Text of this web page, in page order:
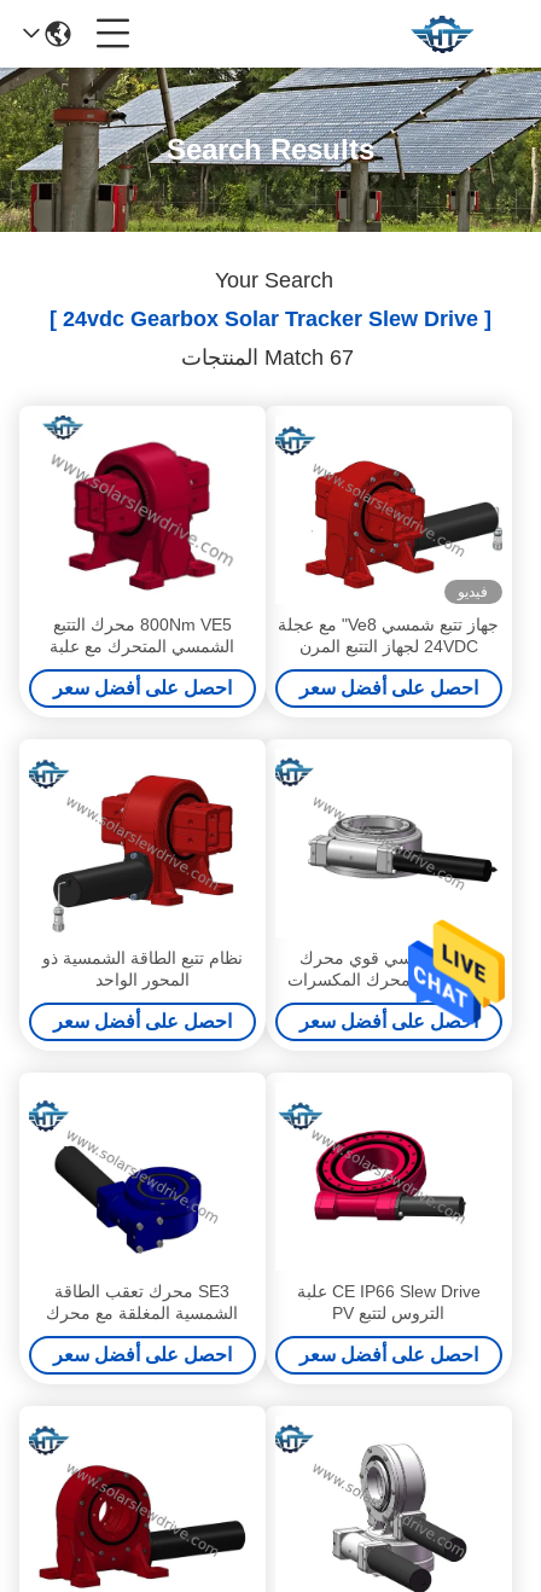
Search Results
Your Search
[ 24vdc Gearbox Solar Tracker Slew Drive ]
فيديو
جهاز تتبع شمسي Ve8" مع عجلة
24VDC لجهاز التتبع المرن
احصل على أفضل سعر
800Nm VE5 محرك التتبع
الشمسي المتحرك مع علبة
التروس الكوكبية 24VDC
لمحطات توليد الطاقة الكهربائية
البارابولية
احصل على أفضل سعر
قاطع شمسي قوي محرك
المكسرات محرك المكسرات
اللون RAL 9006 1800-
89000Nm عزم الدوران
احصل على أفضل سعر
نظام تتبع الطاقة الشمسية ذو
المحور الواحد
احصل على أفضل سعر
CE IP66 Slew Drive علبة
التروس لتتبع PV
احصل على أفضل سعر
SE3 محرك تعقب الطاقة
الشمسية المغلقة مع محرك
24VDC الكواكب والعتاد المحرك
وأجهزة الاستشعار قاعة
احصل على أفضل سعر